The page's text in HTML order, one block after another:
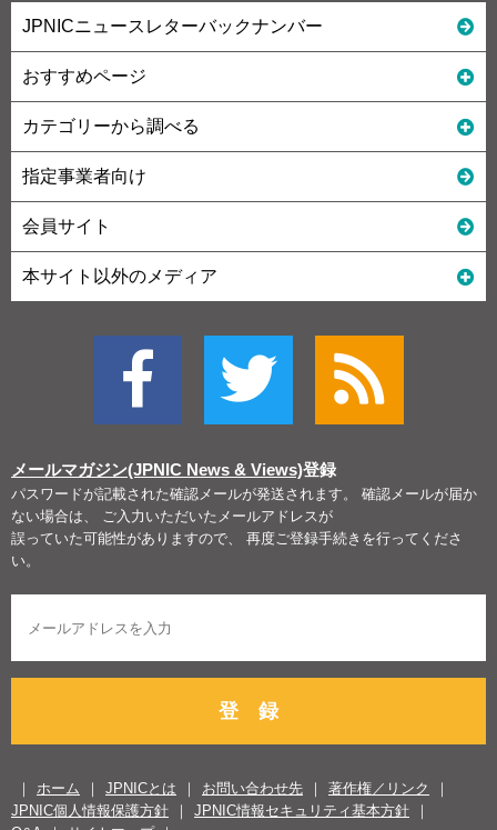
JPNICニュースレターバックナンバー
おすすめページ
カテゴリーから調べる
指定事業者向け
会員サイト
本サイト以外のメディア
メールマガジン(JPNIC News & Views)登録
パスワードが記載された確認メールが発送されます。 確認メールが届か
ない場合は、 ご入力いただいたメールアドレスが
誤っていた可能性がありますので、 再度ご登録手続きを行ってくださ
い。
登 録
ホーム JPNICとは お問い合わせ先
著作権／リンク
JPNIC個人情報保護方針
JPNIC情報セキュリティ基本方針